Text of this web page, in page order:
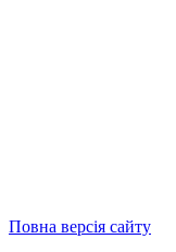
Повна версія сайту